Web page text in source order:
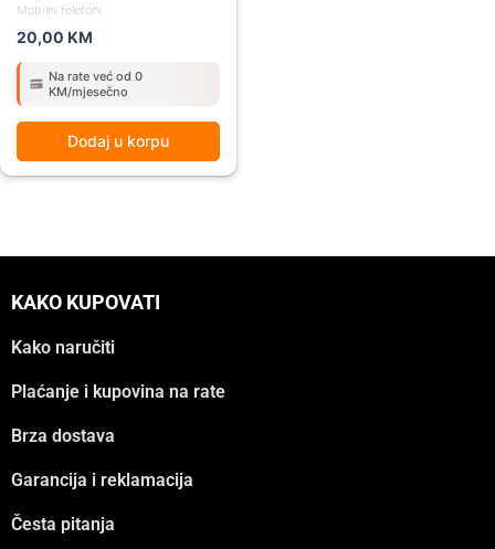
Mobilni telefoni
20,00 KM
Na rate već od 0
KM/mjesečno
Dodaj u korpu
KAKO KUPOVATI
Kako naručiti
Plaćanje i kupovina na rate
Brza dostava
Garancija i reklamacija
Česta pitanja